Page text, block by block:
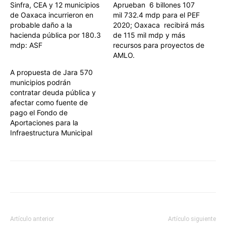
Sinfra, CEA y 12 municipios
de Oaxaca incurrieron en
probable daño a la
hacienda pública por 180.3
mdp: ASF
Aprueban 6 billones 107
mil 732.4 mdp para el PEF
2020; Oaxaca recibirá más
de 115 mil mdp y más
recursos para proyectos de
AMLO.
A propuesta de Jara 570
municipios podrán
contratar deuda pública y
afectar como fuente de
pago el Fondo de
Aportaciones para la
Infraestructura Municipal
Artículo anterior Artículo siguiente